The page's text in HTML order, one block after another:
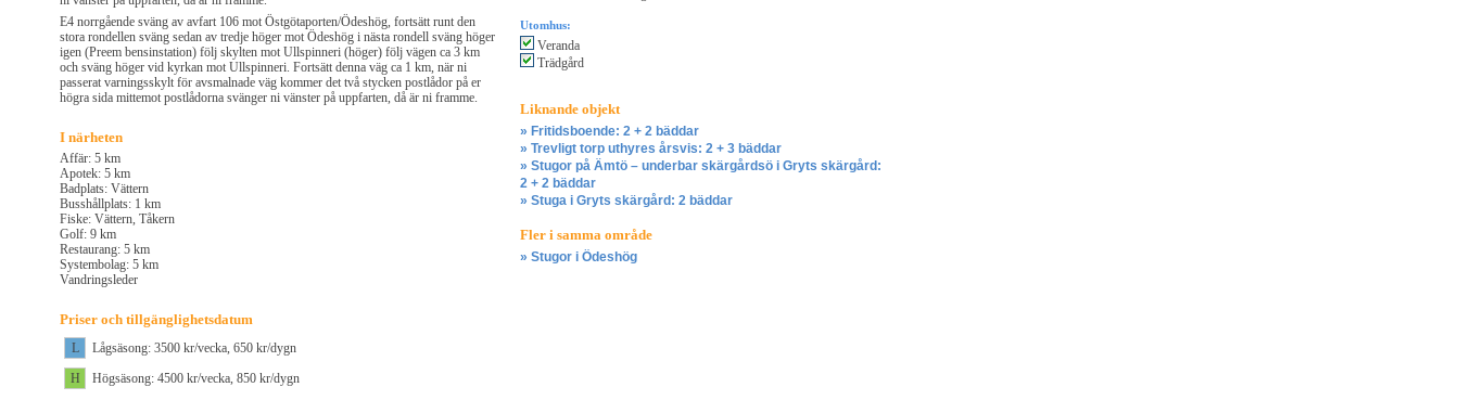
E4 norrgående sväng av avfart 106 mot Östgötaporten/Ödeshög, fortsätt runt den
stora rondellen sväng sedan av tredje höger mot Ödeshög i nästa rondell sväng höger
igen (Preem bensinstation) följ skylten mot Ullspinneri (höger) följ vägen ca 3 km
och sväng höger vid kyrkan mot Ullspinneri. Fortsätt denna väg ca 1 km, när ni
passerat varningsskylt för avsmalnade väg kommer det två stycken postlådor på er
högra sida mittemot postlådorna svänger ni vänster på uppfarten, då är ni framme.
I närheten
Affär: 5 km
Apotek: 5 km
Badplats: Vättern
Busshållplats: 1 km
Fiske: Vättern, Tåkern
Golf: 9 km
Restaurang: 5 km
Systembolag: 5 km
Vandringsleder
Priser och tillgänglighetsdatum
L
Lågsäsong: 3500 kr/vecka, 650 kr/dygn
H
Högsäsong: 4500 kr/vecka, 850 kr/dygn
Utomhus:
Veranda
Trädgård
Liknande objekt
» Fritidsboende: 2 + 2 bäddar
» Trevligt torp uthyres årsvis: 2 + 3 bäddar
» Stugor på Ämtö – underbar skärgårdsö i Gryts skärgård:
2 + 2 bäddar
» Stuga i Gryts skärgård: 2 bäddar
Fler i samma område
» Stugor i Ödeshög